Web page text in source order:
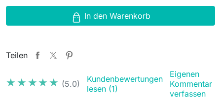
In den Warenkorb
Teilen
★★★★★
★★★★★ (5.0)
Kundenbewertungen
lesen (1)
Eigenen
Kommentar
verfassen